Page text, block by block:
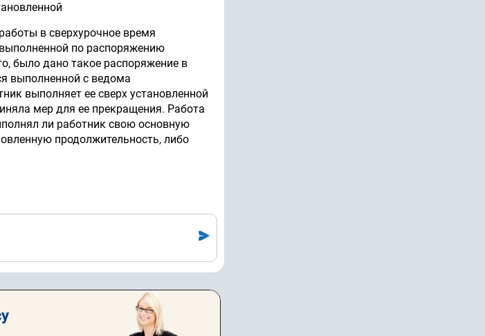
в сверхурочное время
по распоряжению
было дано такое распоряжение в
выполненной с ведома
выполняет ее сверх установленной
мер для ее прекращения. Работа
ли работник свою основную
продолжительность, либо